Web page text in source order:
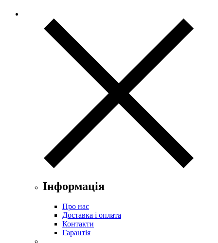
Інформація
Про нас
Доставка і оплата
Контакти
Гарантія